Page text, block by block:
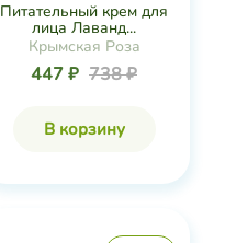
Питательный крем для
лица Лаванд...
Крымская Роза
447 ₽ 738 ₽
В корзину